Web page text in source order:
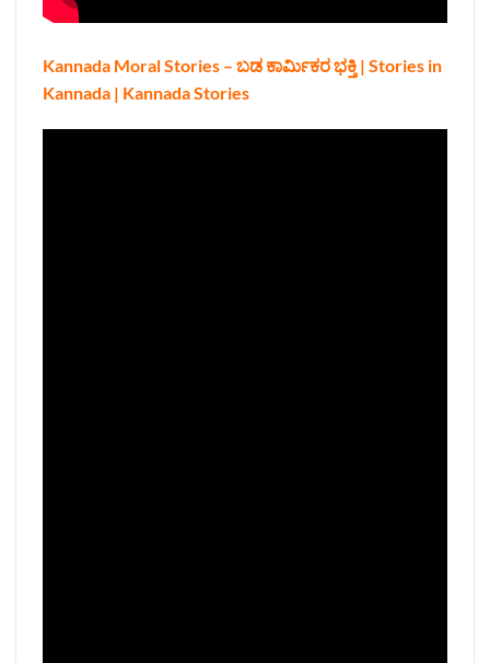
Kannada Moral Stories – ಬಡ ಕಾರ್ಮಿಕರ ಭಕ್ತಿ | Stories in
Kannada | Kannada Stories